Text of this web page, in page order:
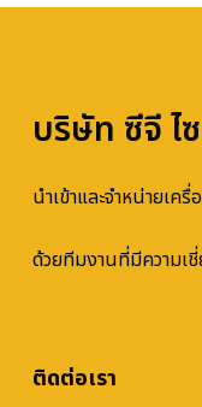
บริษัท ซีจี
นำเข้าและจำหน่ายเค
ด้วยทีมงานที่มีความเ
ติดต่อเรา